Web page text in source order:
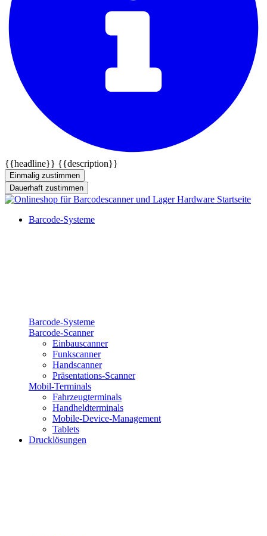
{{headline}} {{description}}
Einmalig zustimmen
Dauerhaft zustimmen
Barcode-Systeme
Barcode-Systeme
Barcode-Scanner
Einbauscanner
Funkscanner
Handscanner
Präsentations-Scanner
Mobil-Terminals
Fahrzeugterminals
Handheldterminals
Mobile-Device-Management
Tablets
Drucklösungen